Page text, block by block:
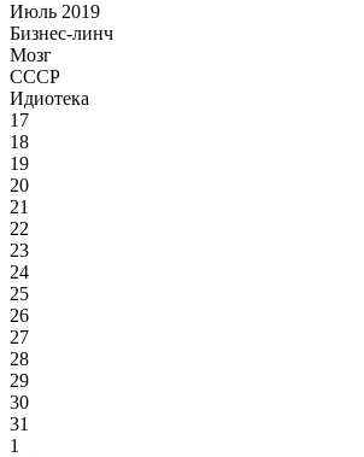
Июль 2019
Бизнес-линч
Мозг
СССР
Идиотека
17
18
19
20
21
22
23
24
25
26
27
28
29
30
31
1